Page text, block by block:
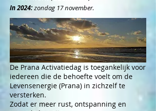
In 2024:zondag 17 november.
De Prana Activatiedag is toegankelijk voor
iedereen die de behoefte voelt om de
Levensenergie (Prana) in zichzelf te
versterken.
Zodat er meer rust, ontspanning en